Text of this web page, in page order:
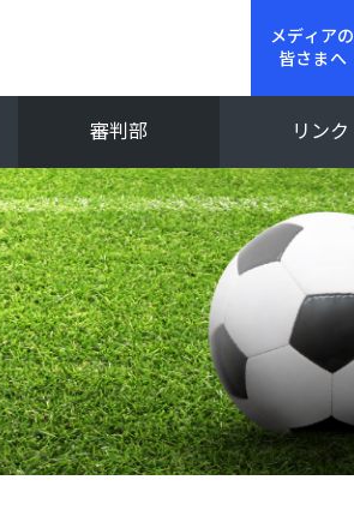
メディアの
皆さまへ
新人大会
審判部 リンク